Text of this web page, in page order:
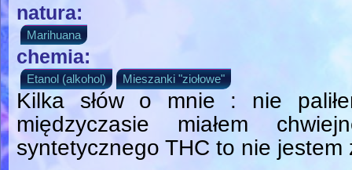
natura:
Marihuana
chemia:
Etanol (alkohol) Mieszanki "ziołowe"
Kilka słów o mnie : nie
międzyczasie miałem
syntetycznego THC to nie jestem